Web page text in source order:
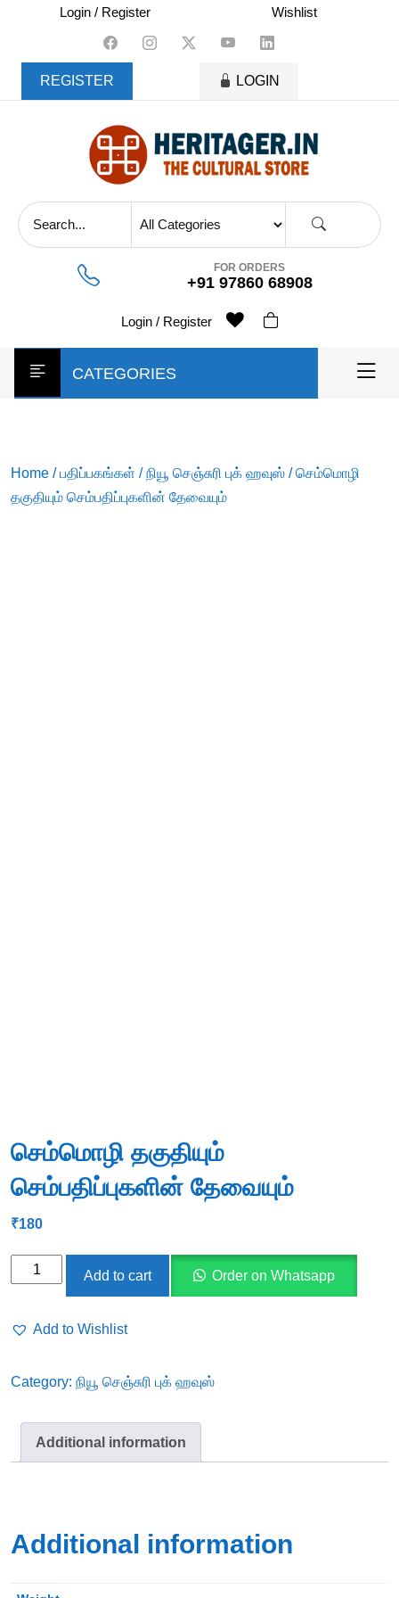
content
Login / Register Wishlist
REGISTER LOGIN
FOR ORDERS
+91 97860 68908
Login / Register
CATEGORIES
Home /பதிப்பகங்கள் /நியூ செஞ்சுரி புக் ஹவுஸ் / செம்மொழி
தகுதியும் செம்பதிப்புகளின் தேவையும்
செம்மொழி தகுதியும்
செம்பதிப்புகளின் தேவையும்
₹180
செம்மொழி
தேவையும்
Add to cart Order on Whatsapp
Add to Wishlist
Category: நியூ செஞ்சுரி புக் ஹவுஸ்
Additional information
Additional information